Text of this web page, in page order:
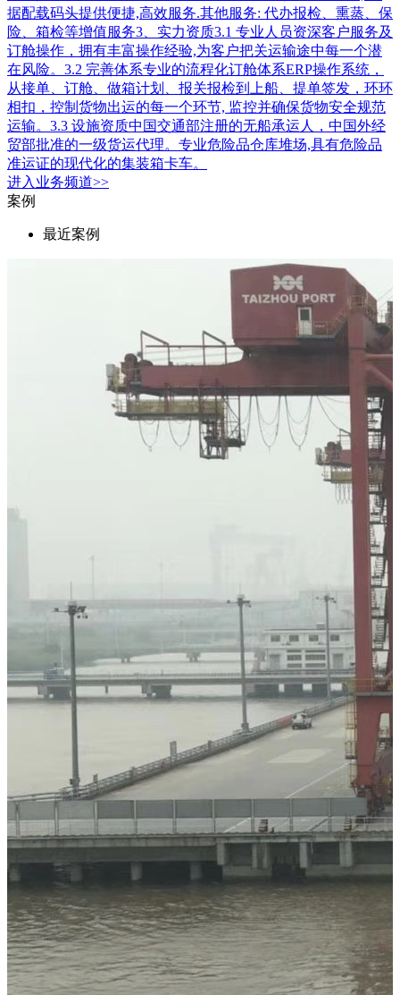
据配载码头提供便捷,高效服务.其他服务: 代办报检、熏蒸、保
险、箱检等增值服务3、实力资质3.1 专业人员资深客户服务及
订舱操作，拥有丰富操作经验,为客户把关运输途中每一个潜
在风险。3.2 完善体系专业的流程化订舱体系ERP操作系统，
从接单、订舱、做箱计划、报关报检到上船、提单签发，环环
相扣，控制货物出运的每一个环节, 监控并确保货物安全规范
运输。3.3 设施资质中国交通部注册的无船承运人，中国外经
贸部批准的一级货运代理。专业危险品仓库堆场,具有危险品
准运证的现代化的集装箱卡车。
进入 业务频道>>
案例
最近案例